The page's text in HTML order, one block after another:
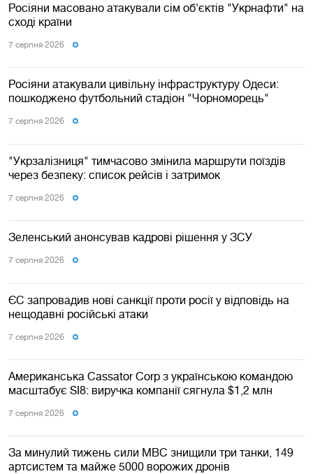
Росіяни масовано атакували сім об'єктів "Укрнафти" на
сході країни
7 серпня 2026
Росіяни атакували цивільну інфраструктуру Одеси:
пошкоджено футбольний стадіон "Чорноморець"
7 серпня 2026
"Укрзалізниця" тимчасово змінила маршрути поїздів
через безпеку: список рейсів і затримок
7 серпня 2026
Зеленський анонсував кадрові рішення у ЗСУ
7 серпня 2026
ЄС запровадив нові санкції проти росії у відповідь на
нещодавні російські атаки
7 серпня 2026
Американська Cassator Corp з українською командою
масштабує SI8: виручка компанії сягнула $1,2 млн
7 серпня 2026
За минулий тижень сили МВС знищили три танки, 149
артсистем та майже 5000 ворожих дронів